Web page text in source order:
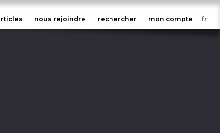
nous rejoindre rechercher mon compte